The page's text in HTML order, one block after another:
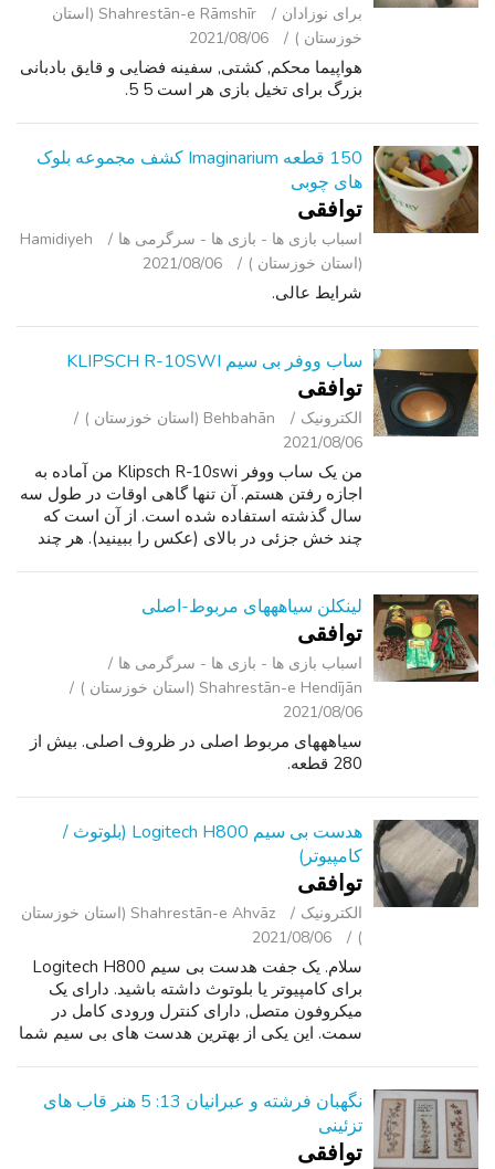
برای نوزادان
Shahrestān-e Rāmshīr (استان
خوزستان )
2021/08/06
هواپیما محکم, کشتی, سفینه فضایی و قایق بادبانی
بزرگ برای تخیل بازی هر است 5 5.
150 قطعه Imaginarium کشف مجموعه بلوک
های چوبی
توافقی
اسباب‌ بازی ها - بازی ها - سرگرمی ‌ها
Hamidiyeh
(استان خوزستان )
2021/08/06
شرایط عالی.
ساب ووفر بی سیم KLIPSCH R-10SWI
توافقی
الکترونیک
Behbahān (استان خوزستان )
2021/08/06
من یک ساب ووفر Klipsch R-10swi من آماده به
اجازه رفتن هستم. آن تنها گاهی اوقات در طول سه
سال گذشته استفاده شده است. از آن است که
چند خش جزئی در بالای (عکس را ببینید). هر چند
لینکلن سیاهههای مربوط-اصلی
توافقی
اسباب‌ بازی ها - بازی ها - سرگرمی ‌ها
Shahrestān-e Hendījān (استان خوزستان )
2021/08/06
سیاهههای مربوط اصلی در ظروف اصلی. بیش از
280 قطعه.
هدست بی سیم Logitech H800 (بلوتوث /
کامپیوتر)
توافقی
الکترونیک
Shahrestān-e Ahvāz (استان خوزستان
)
2021/08/06
سلام. یک جفت هدست بی سیم Logitech H800
برای کامپیوتر یا بلوتوث داشته باشید. دارای یک
میکروفون متصل, دارای کنترل ورودی کامل در
سمت. این یکی از بهترین هدست های بی سیم شما
نگهبان فرشته و عبرانیان 13: 5 هنر قاب های
تزئینی
توافقی